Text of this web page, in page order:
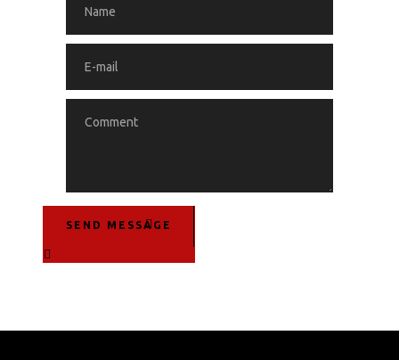
SEND MESSAGE